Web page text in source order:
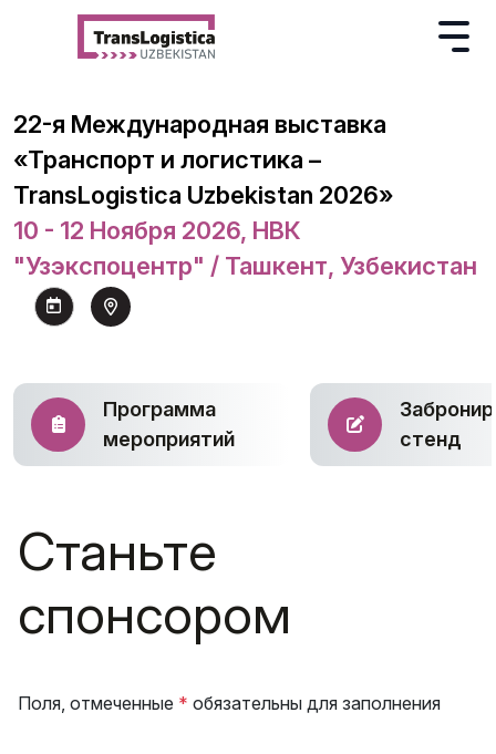
22-я Международная выставка
«Транспорт и логистика –
TransLogistica Uzbekistan 2026»
10 - 12 Ноября 2026, НВК
"Узэкспоцентр" / Ташкент, Узбекистан
Программа
мероприятий
стенд
Станьте
спонсором
Поля, отмеченные * обязательны для заполнения